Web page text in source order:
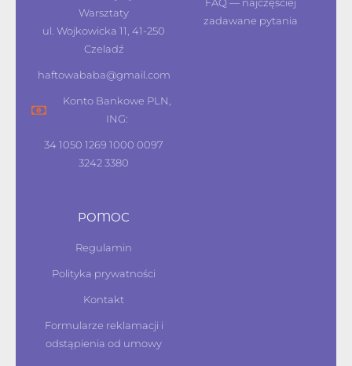
Warsztaty
ul. Wojkowicka 11, 41-250
Czeladź
haftowababa@gmail.com
Konto Bankowe PLN,
ING:
34 1050 1269 1000 0097
3242 3380
FAQ — najczęściej
zadawane pytania
POMOC
Regulamin
Polityka prywatności
Kontakt
Formularze reklamacji i
odstąpienia od umowy